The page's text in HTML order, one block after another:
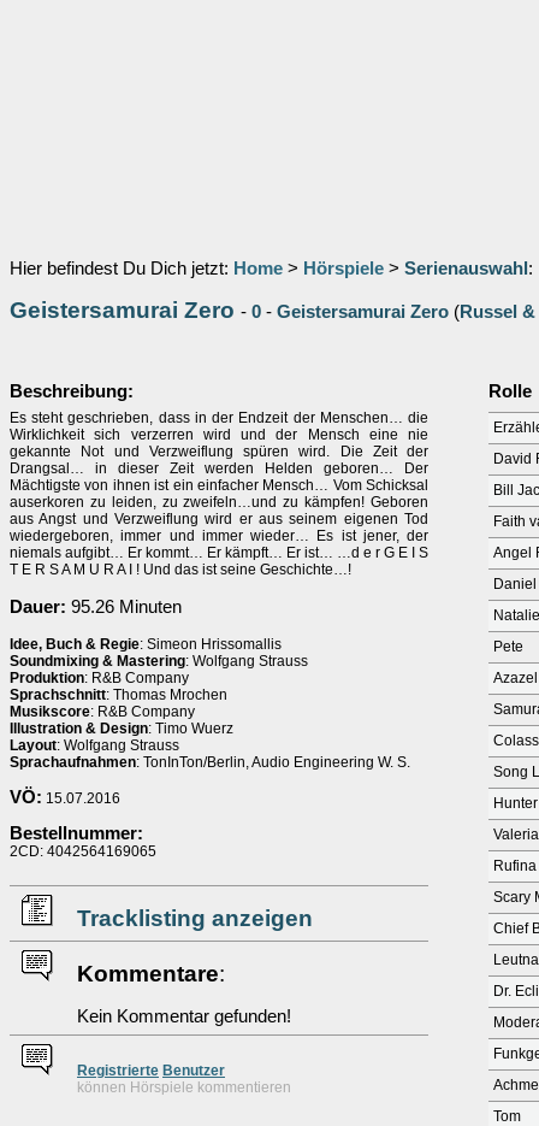
Hier befindest Du Dich jetzt: Home > Hörspiele > Serienauswahl :
Geistersamurai Zero - 0 - Geistersamurai Zero (Russel
Beschreibung:
Es steht geschrieben, dass in der Endzeit der Menschen… die
Wirklichkeit sich verzerren wird und der Mensch eine nie
gekannte Not und Verzweiflung spüren wird. Die Zeit der
Drangsal… in dieser Zeit werden Helden geboren… Der
Mächtigste von ihnen ist ein einfacher Mensch… Vom Schicksal
auserkoren zu leiden, zu zweifeln…und zu kämpfen! Geboren
aus Angst und Verzweiflung wird er aus seinem eigenen Tod
wiedergeboren, immer und immer wieder… Es ist jener, der
niemals aufgibt… Er kommt… Er kämpft… Er ist… …d e r G E I S
T E R S A M U R A I ! Und das ist seine Geschichte…!
Dauer: 95.26 Minuten
Idee, Buch & Regie: Simeon Hrissomallis
Soundmixing & Mastering: Wolfgang Strauss
Produktion: R&B Company
Sprachschnitt: Thomas Mrochen
Musikscore: R&B Company
Illustration & Design: Timo Wuerz
Layout: Wolfgang Strauss
Sprachaufnahmen: TonInTon/Berlin, Audio Engineering W. S.
VÖ: 15.07.2016
Bestellnummer:
2CD: 4042564169065
Tracklisting anzeigen
Kommentare:
Kein Kommentar gefunden!
Registrierte Benutzer
können Hörspiele kommentieren
Rolle
David
Bill
Faith
Angel
Natalie
Pete
Azazel
Song
Hunter
Valeria
Rufina
Scary
Chief
Dr.
Tom